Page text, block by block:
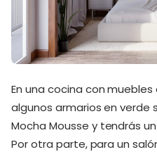
En una cocina con
algunos armarios en verde
Mocha Mousse y tendrás
Por otra parte, para un